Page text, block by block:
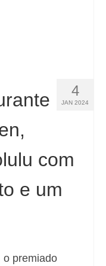
4
JAN 2024
com
e um
o premiado